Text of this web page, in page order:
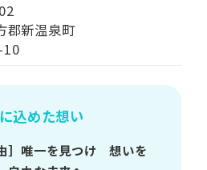
郡新温泉町
10
込めた想い
唯一を​見つけ 想いを​